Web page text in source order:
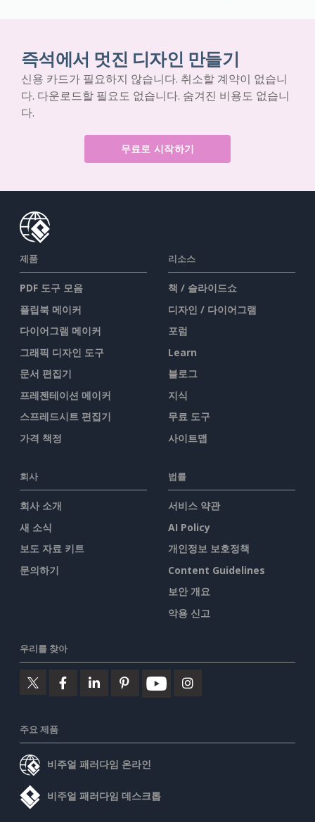
즉석에서 멋진 디자인 만들기
신용 카드가 필요하지 않습니다. 취소할 계약이 없습니
다. 다운로드할 필요도 없습니다. 숨겨진 비용도 없습니
다.
무료로 시작하기
제품
PDF 도구 모음
플립북 메이커
다이어그램 메이커
그래픽 디자인 도구
문서 편집기
프레젠테이션 메이커
스프레드시트 편집기
가격 책정
리소스
책 / 슬라이드쇼
디자인 / 다이어그램
포럼
Learn
블로그
지식
무료 도구
사이트맵
회사
회사 소개
새 소식
보도 자료 키트
문의하기
법률
서비스 약관
AI Policy
개인정보 보호정책
Content Guidelines
보안 개요
악용 신고
우리를 찾아
주요 제품
비주얼 패러다임 온라인
비주얼 패러다임 데스크톱